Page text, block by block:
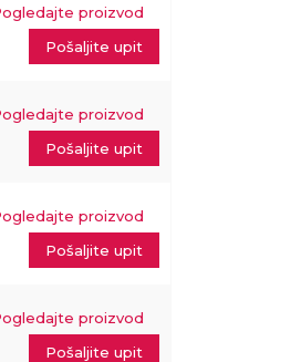
proizvod
Pošaljite upit
proizvod
Pošaljite upit
proizvod
Pošaljite upit
proizvod
Pošaljite upit